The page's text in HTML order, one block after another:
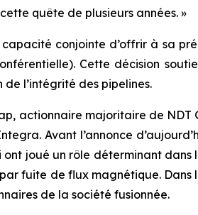
quête de plusieurs années. »
conjointe d’offrir à sa
Cette décision
l’intégrité des pipelines.
actionnaire majoritaire de NDT
Avant l’annonce
joué un rôle déterminant
fuite de flux magnétique.
de la société fusionnée.